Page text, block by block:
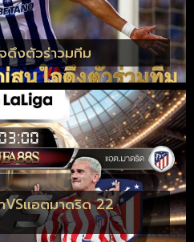
ดึงตัวร่าวมทีม
VSแอตมาดริด 22